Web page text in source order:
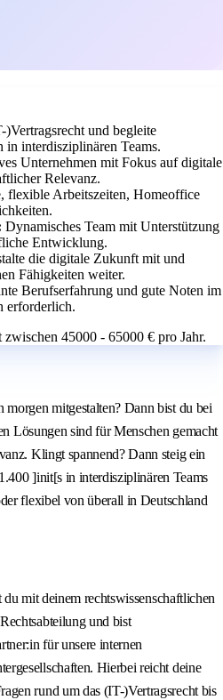
)Vertragsrecht und begleite
in interdisziplinären Teams.
Unternehmen mit Fokus auf digitale
Relevanz.
flexible Arbeitszeiten, Homeoffice
Dynamisches Team mit Unterstützung
Entwicklung.
die digitale Zukunft mit und
Fähigkeiten weiter.
Berufserfahrung und gute Noten im
erforderlich.
45000 - 65000 € pro Jahr.
mitgestalten? Dann bist du bei
Lösungen sind für Menschen gemacht
Klingt spannend? Dann steig ein
]init[s in interdisziplinären Teams
flexibel von überall in Deutschland
mit deinem rechtswissenschaftlichen
und bist
für unsere internen
Hierbei reicht deine
rund um das (IT-)Vertragsrecht bis